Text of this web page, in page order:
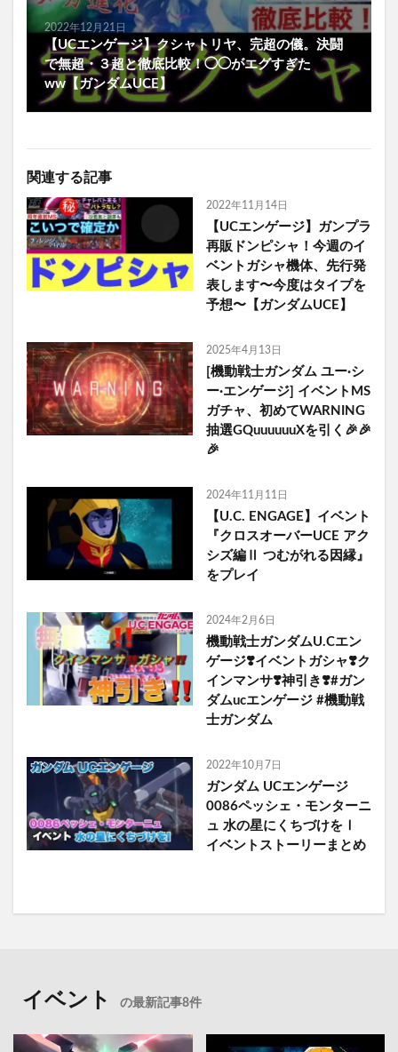
2022年12月21日
【UCエンゲージ】クシャトリヤ、完超の儀。決闘
で無超・３超と徹底比較！◯◯がエグすぎた
ww【ガンダムUCE】
関連する記事
2022年11月14日
【UCエンゲージ】ガンプラ
再販ドンピシャ！今週のイ
ベントガシャ機体、先行発
表します〜今度はタイプを
予想〜【ガンダムUCE】
2025年4月13日
[機動戦士ガンダム ユー·シ
ー·エンゲージ] イベントMS
ガチャ、初めてWARNING
抽選GQuuuuuuXを引く🎉🎉
🎉
2024年11月11日
【U.C. ENGAGE】イベント
『クロスオーバーUCE アク
シズ編Ⅱ つむがれる因縁』
をプレイ
2024年2月6日
機動戦士ガンダムU.Cエン
ゲージ❣️イベントガシャ❣️ク
インマンサ❣️神引き❣️#ガン
ダムucエンゲージ #機動戦
士ガンダム
2022年10月7日
ガンダム UCエンゲージ
0086ペッシェ・モンターニ
ュ 水の星にくちづけをⅠ
イベントストーリーまとめ
イベント の最新記事8件